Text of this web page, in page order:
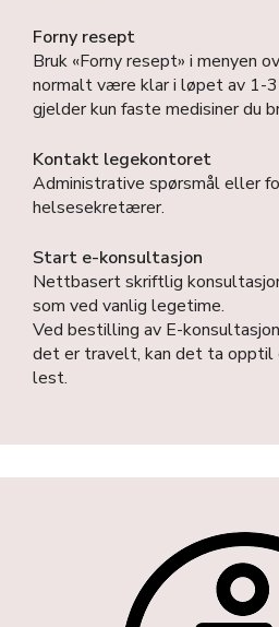
Forny resept
Bruk «Forny resept» i menyen
normalt være klar i løpet av 1-
gjelder kun faste medisiner du
Kontakt legekontoret
Administrative spørsmål eller
helsesekretærer.
Start e-konsultasjon
Nettbasert skriftlig
som ved vanlig legetime.
Ved bestilling av E-
det er travelt, kan det ta opptil
lest.